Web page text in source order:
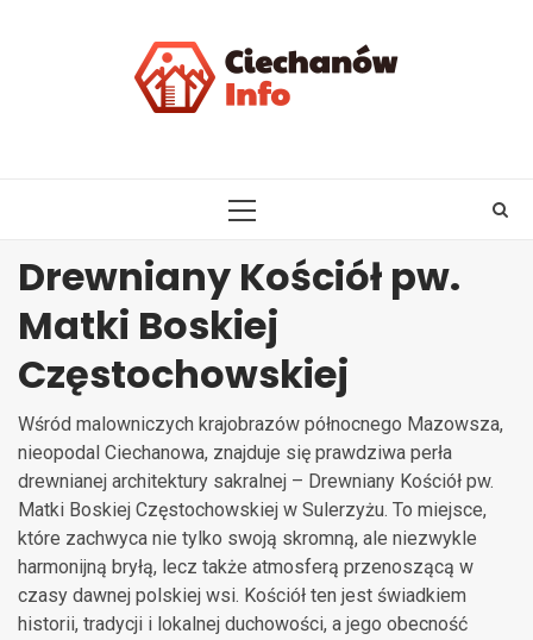
PRIMARY
Drewniany Kościół pw.
Matki Boskiej
Częstochowskiej
Wśród malowniczych krajobrazów północnego Mazowsza,
nieopodal Ciechanowa, znajduje się prawdziwa perła
drewnianej architektury sakralnej – Drewniany Kościół pw.
Matki Boskiej Częstochowskiej w Sulerzyżu. To miejsce,
które zachwyca nie tylko swoją skromną, ale niezwykle
harmonijną bryłą, lecz także atmosferą przenoszącą w
czasy dawnej polskiej wsi. Kościół ten jest świadkiem
historii, tradycji i lokalnej duchowości, a jego obecność